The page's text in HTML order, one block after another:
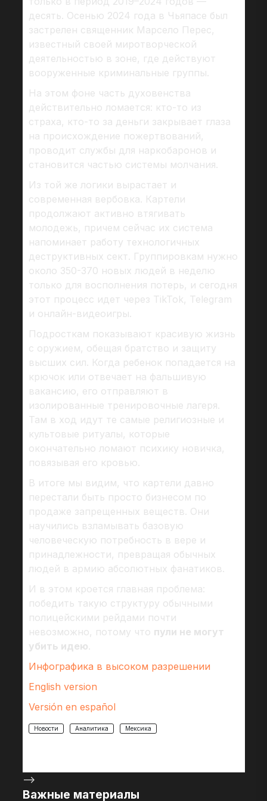
десять. Осенью 2024 года в Чьяпасе был
застрелен священник Марсело Перес,
известный своей миротворческой
деятельностью в зоне, где действуют
вооруженные криминальные группы.
На этом фоне часть духовенства
действительно ломается: кто-то из
страха, кто-то за деньги закрывает глаза
на происхождение пожертвований,
проводит службы для наркобаронов и
становится частью системы молчания.
Из той же логики вырастает и
современная вербовка. Картели
продолжают активно втягивать
молодежь, причем сейчас их система
напоминает работу технологичных
деструктивных сект. Группировкам нужно
около 350-370 новых людей в неделю
только для восполнения потерь, и сегодня
этот процесс идет через TikTok, Telegram
и онлайн-видеоигры.
Подросткам показывают красивую жизнь
с оружием, обещая братство и защиту
высших сил. Когда ребенок попадается на
крючок или отвечает на фальшивую
вакансию, его отправляют в
изолированные тренировочные лагеря.
Там в ход идут те самые религиозные и
культовые ритуалы, которые
окончательно ломают психику новичка,
повязывая его кровью.
В итоге мы видим, что картели давно
перестали быть просто бизнесом по
продаже запрещенных веществ. Они
научились взламывать базовую
человеческую потребность в вере и
принадлежности, превращая обычных
людей в армию абсолютных фанатиков.
И в этом кроется главная проблема:
победить такую структуру обычными
полицейскими рейдами почти
невозможно, потому что пули не могут
убить идею.
Инфографика в высоком разрешении
English version
Versión en español
Новости Аналитика Мексика
-->
Важные материалы